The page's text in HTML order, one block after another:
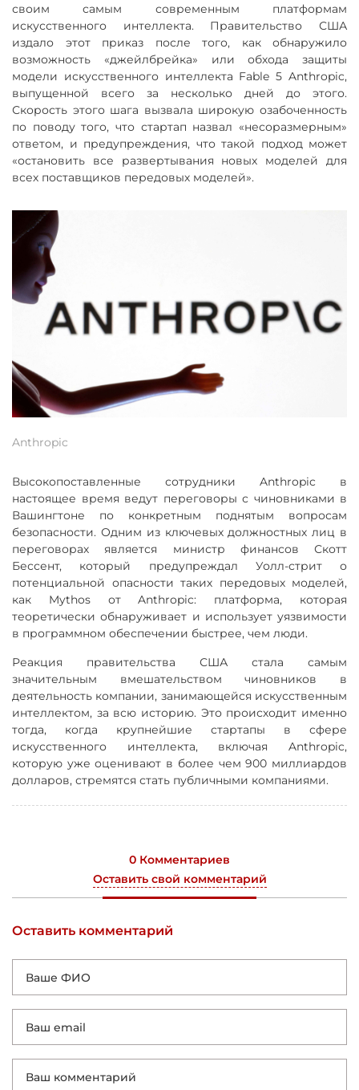
своим самым современным платформам
искусственного интеллекта. Правительство США
издало этот приказ после того, как обнаружило
возможность «джейлбрейка» или обхода защиты
модели искусственного интеллекта Fable 5 Anthropic,
выпущенной всего за несколько дней до этого.
Скорость этого шага вызвала широкую озабоченность
по поводу того, что стартап назвал «несоразмерным»
ответом, и предупреждения, что такой подход может
«остановить все развертывания новых моделей для
всех поставщиков передовых моделей».
Anthropic
Высокопоставленные сотрудники Anthropic в
настоящее время ведут переговоры с чиновниками в
Вашингтоне по конкретным поднятым вопросам
безопасности. Одним из ключевых должностных лиц в
переговорах является министр финансов Скотт
Бессент, который предупреждал Уолл-стрит о
потенциальной опасности таких передовых моделей,
как Mythos от Anthropic: платформа, которая
теоретически обнаруживает и использует уязвимости
в программном обеспечении быстрее, чем люди.
Реакция правительства США стала самым
значительным вмешательством чиновников в
деятельность компании, занимающейся искусственным
интеллектом, за всю историю. Это происходит именно
тогда, когда крупнейшие стартапы в сфере
искусственного интеллекта, включая Anthropic,
которую уже оценивают в более чем 900 миллиардов
долларов, стремятся стать публичными компаниями.
0 Комментариев
Оставить свой комментарий
Оставить комментарий